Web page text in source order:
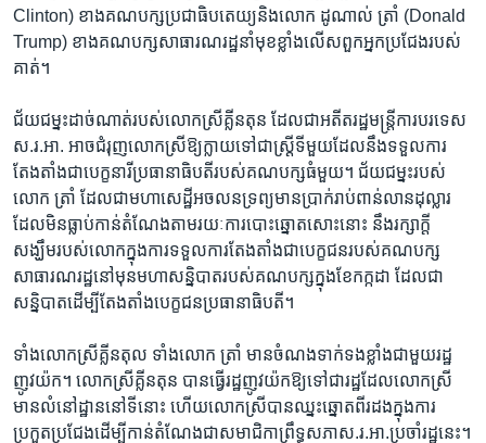
រកClinton) ​ខាង​គណបក្ស​ប្រជាធិបតេយ្យ​និង​លោក ​ដូណាល់​ ត្រាំ​ (Donald
Trump)​ ខាង​គណបក្ស​សាធារណរដ្ឋ​នាំ​មុខ​ខ្លាំង​លើស​ពួក​អ្នកប្រជែង​របស់​
គាត់​។​
ជ័យជម្នះ​ដាច់​ណាត់​របស់លោកស្រីគ្លីនតុន​ ដែល​ជា​អតីត​រដ្ឋមន្ត្រី​ការបរទេស​
ស.រ.អា.​ អាច​ជំរុញ​លោក​ស្រី​ឱ្យ​ក្លាយ​ទៅ​ជាស្ត្រី​ទីមួយ​ដែល​នឹង​ទទួល​ការ​
តែង​តាំង​ជា​បេក្ខនារី​ប្រធានាធិបតី​របស់​គណបក្ស​ធំមួយ។ ​ជ័យជម្នះរបស់​
លោក​ ត្រាំ ដែល​ជា​មហា​សេដ្ឋី​អចលន​ទ្រព្យ​មាន​ប្រាក់​រាប់​ពាន់​លាន​ដុល្លារ​
ដែល​មិន​ធ្លាប់​កាន់​តំណែង​តាម​រយៈ​ការ​បោះឆ្នោត​សោះ​នោះ​ នឹង​រក្សា​ក្តី​
សង្ឃឹម​របស់​លោក​ក្នុង​ការ​ទទួល​ការ​តែងតាំង​ជា​បេក្ខជន​របស់​គណបក្ស​
សាធារណរដ្ឋ​នៅ​មុន​មហា​សន្និបាត​របស់​គណបក្ស​ក្នុង​ខែ​កក្កដា​ ដែល​ជា​
សន្និបាត​ដើម្បី​តែង​តាំង​បេក្ខជន​ប្រធានាធិបតី។​
ទាំង​លោកស្រី​គ្លីនតុល​ ទាំង​លោក​ ត្រាំ​ មាន​ចំណង​ទាក់ទង​ខ្លាំង​ជាមួយ​រដ្ឋ​
ញូវយ៉ក។ លោកស្រី​គ្លីនតុន​ បាន​ធ្វើ​រដ្ឋញូវយ៉ក​ឱ្យ​ទៅ​ជា​រដ្ឋ​ដែល​លោក​ស្រី​
មាន​លំនៅដ្ឋាន​នៅ​ទី​នោះ​ ហើយ​លោក​ស្រី​បាន​ឈ្នះឆ្នោត​ពីរ​ដង​ក្នុង​ការ​
ប្រកួត​ប្រជែង​ដើម្បី​កាន់​តំណែង​ជា​សមាជិកា​ព្រឹទ្ធសភា​ស.រ.អា.​ប្រចាំ​រដ្ឋនេះ។